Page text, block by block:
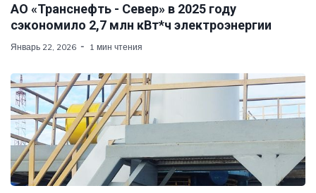
АО «Транснефть - Север» в 2025 году
сэкономило 2,7 млн кВт*ч электроэнергии
Январь 22, 2026 1 мин чтения